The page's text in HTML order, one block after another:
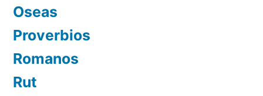
Oseas
Proverbios
Romanos
Rut